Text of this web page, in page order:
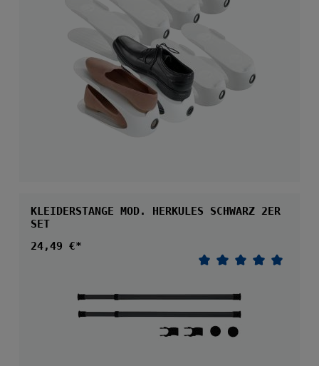
KLEIDERSTANGE MOD. HERKULES SCHWARZ 2ER
SET
Regulärer Preis:
24,49 €*